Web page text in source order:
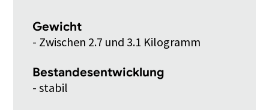
Gewicht
- Zwischen 2.7 und 3.1 Kilogramm
Bestandesentwicklung
- stabil